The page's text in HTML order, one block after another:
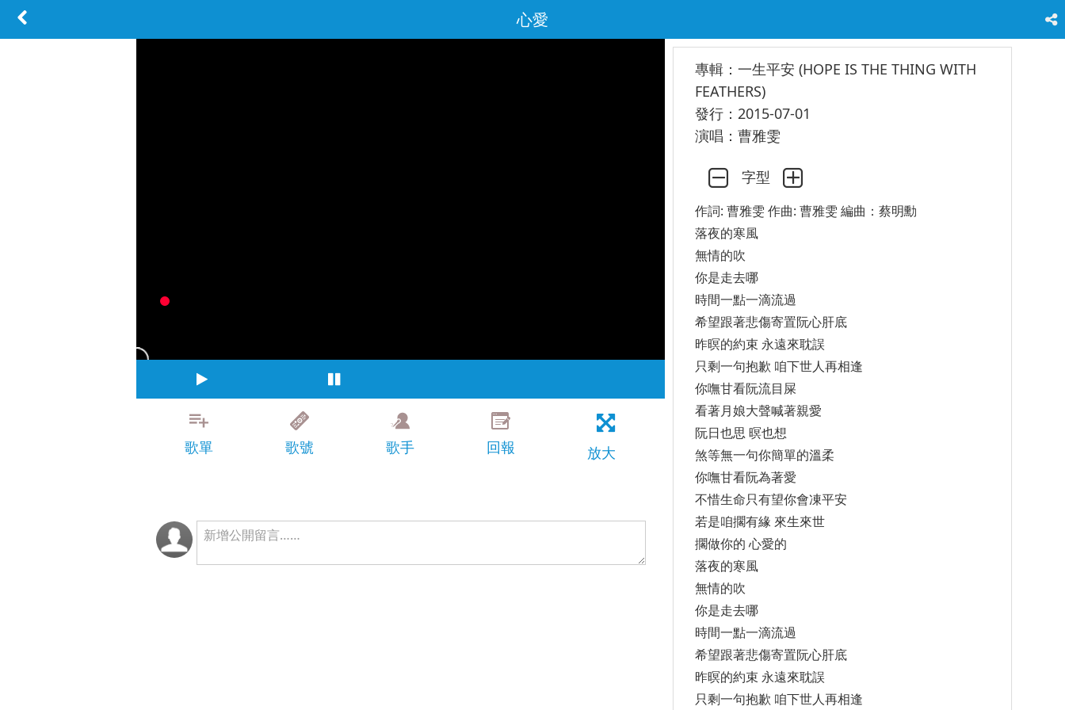
心愛
歌單 歌號 歌手 回報 放大
專輯：一生平安 (HOPE IS THE THING WITH
FEATHERS)
發行：2015-07-01
演唱：曹雅雯
字型
作詞: 曹雅雯 作曲: 曹雅雯 編曲：蔡明勳
落夜的寒風
無情的吹
你是走去哪
時間一點一滴流過
希望跟著悲傷寄置阮心肝底
昨暝的約束 永遠來耽誤
只剩一句抱歉 咱下世人再相逢
你嘸甘看阮流目屎
看著月娘大聲喊著親愛
阮日也思 暝也想
煞等無一句你簡單的溫柔
你嘸甘看阮為著愛
不惜生命只有望你會凍平安
若是咱擱有緣 來生來世
擱做你的 心愛的
落夜的寒風
無情的吹
你是走去哪
時間一點一滴流過
希望跟著悲傷寄置阮心肝底
昨暝的約束 永遠來耽誤
只剩一句抱歉 咱下世人再相逢